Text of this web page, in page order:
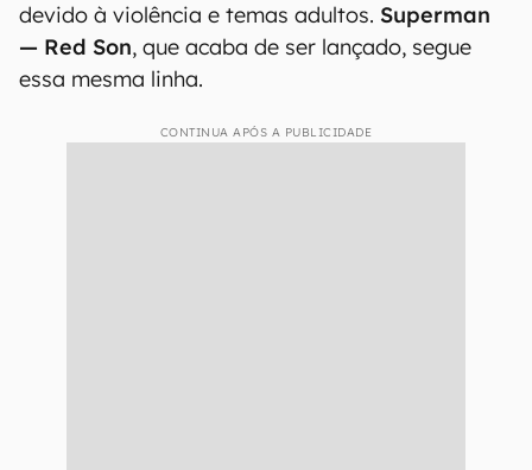
devido à violência e temas adultos. Superman
— Red Son, que acaba de ser lançado, segue
essa mesma linha.
CONTINUA APÓS A PUBLICIDADE